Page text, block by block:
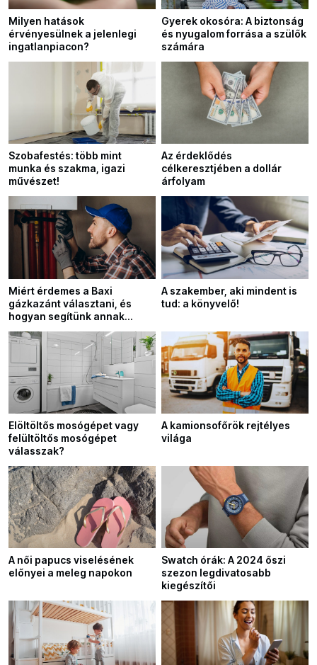
Milyen hatások
érvényesülnek a jelenlegi
ingatlanpiacon?
Gyerek okosóra: A biztonság
és nyugalom forrása a szülők
számára
Szobafestés: több mint
munka és szakma, igazi
művészet!
Az érdeklődés
célkeresztjében a dollár
árfolyam
Miért érdemes a Baxi
gázkazánt választani, és
hogyan segítünk annak
javításában?
A szakember, aki mindent is
tud: a könyvelő!
Elöltöltős mosógépet vagy
felültöltős mosógépet
válasszak?
A kamionsofőrök rejtélyes
világa
A női papucs viselésének
előnyei a meleg napokon
Swatch órák: A 2024 őszi
szezon legdivatosabb
kiegészítői